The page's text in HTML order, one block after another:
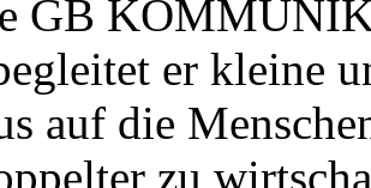
GB
er kleine
auf die
zu